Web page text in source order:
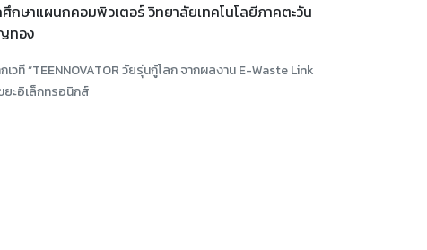
ษาแผนกคอมพิวเตอร์ วิทยาลัยเทคโนโลยีภาคตะวัน
ทอง
วที “TEENNOVATOR วัยรุ่นกู้โลก จากผลงาน E-Waste Link
ะอิเล็กทรอนิกส์